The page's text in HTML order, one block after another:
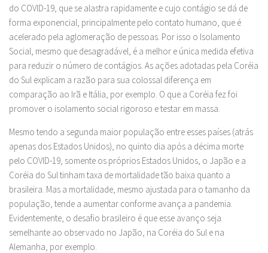
do COVID-19, que se alastra rapidamente e cujo contágio se dá de
forma exponencial, principalmente pelo contato humano, que é
acelerado pela aglomeração de pessoas. Por isso o Isolamento
Social, mesmo que desagradável, é a melhor e única medida efetiva
para reduzir o número de contágios. As ações adotadas pela Coréia
do Sul explicam a razão para sua colossal diferença em
comparação ao Irã e Itália, por exemplo. O que a Coréia fez foi
promover o isolamento social rigoroso e testar em massa.
Mesmo tendo a segunda maior população entre esses países (atrás
apenas dos Estados Unidos), no quinto dia após a décima morte
pelo COVID-19, somente os próprios Estados Unidos, o Japão e a
Coréia do Sul tinham taxa de mortalidade tão baixa quanto a
brasileira. Mas a mortalidade, mesmo ajustada para o tamanho da
população, tende a aumentar conforme avança a pandemia.
Evidentemente, o desafio brasileiro é que esse avanço seja
semelhante ao observado no Japão, na Coréia do Sul e na
Alemanha, por exemplo.